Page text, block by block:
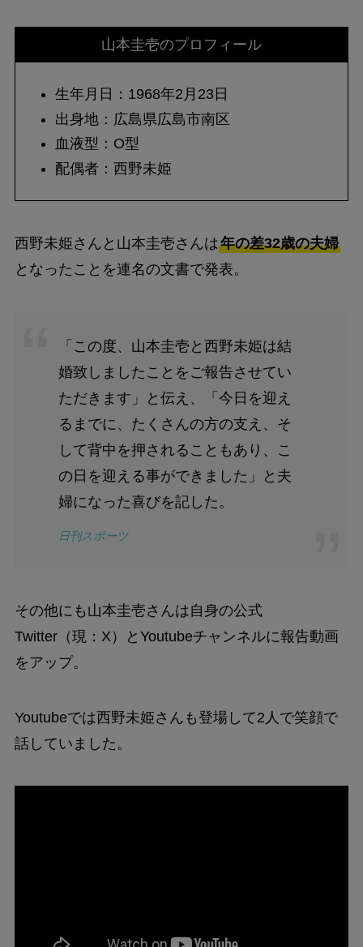
山本圭壱のプロフィール
生年月日：1968年2月23日
出身地：広島県広島市南区
血液型：O型
配偶者：西野未姫
西野未姫さんと山本圭壱さんは年の差32歳の夫婦
となったことを連名の文書で発表。
「この度、山本圭壱と西野未姫は結
婚致しましたことをご報告させてい
ただきます」と伝え、「今日を迎え
るまでに、たくさんの方の支え、そ
して背中を押されることもあり、こ
の日を迎える事ができました」と夫
婦になった喜びを記した。
日刊スポーツ
その他にも山本圭壱さんは自身の公式
Twitter（現：X）とYoutubeチャンネルに報告動画
をアップ。
Youtubeでは西野未姫さんも登場して2人で笑顔で
話していました。